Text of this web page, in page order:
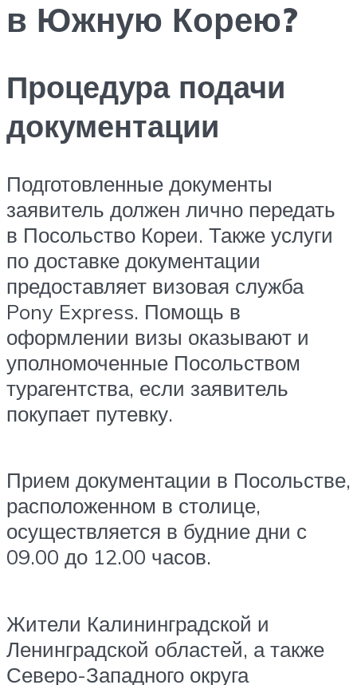
в Южную Корею?
Процедура подачи
документации
Подготовленные документы
заявитель должен лично передать
в Посольство Кореи. Также услуги
по доставке документации
предоставляет визовая служба
Pony Express. Помощь в
оформлении визы оказывают и
уполномоченные Посольством
турагентства, если заявитель
покупает путевку.
Прием документации в Посольстве,
расположенном в столице,
осуществляется в будние дни с
09.00 до 12.00 часов.
Жители Калининградской и
Ленинградской областей, а также
Северо-Западного округа